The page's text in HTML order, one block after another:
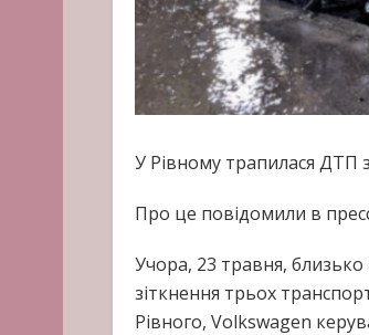
У Рівному трапилася ДТП
Про це повідомили в
Учора, 23 травня, близько
зіткнення трьох
Рівного, Volkswagen